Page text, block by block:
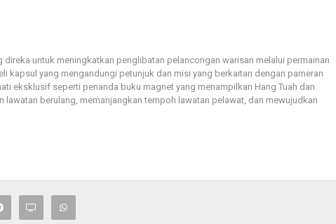
untuk meningkatkan penglibatan pelancongan warisan melalui permainan
kapsul yang mengandungi petunjuk dan misi yang berkaitan dengan pameran
eksklusif seperti penanda buku magnet yang menampilkan Hang Tuah dan
berulang, memanjangkan tempoh lawatan pelawat, dan mewujudkan